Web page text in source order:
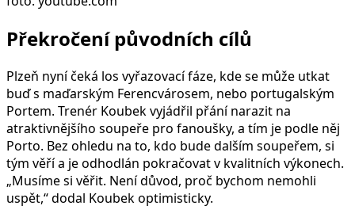
Překročení původních cílů
Plzeň nyní čeká los vyřazovací fáze, kde se může utkat
buď s maďarským Ferencvárosem, nebo portugalským
Portem. Trenér Koubek vyjádřil přání narazit na
atraktivnějšího soupeře pro fanoušky, a tím je podle něj
Porto. Bez ohledu na to, kdo bude dalším soupeřem, si
tým věří a je odhodlán pokračovat v kvalitních výkonech.
„Musíme si věřit. Není důvod, proč bychom nemohli
uspět,“ dodal Koubek optimisticky.